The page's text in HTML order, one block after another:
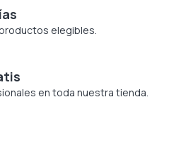
elegibles.
en toda nuestra tienda.